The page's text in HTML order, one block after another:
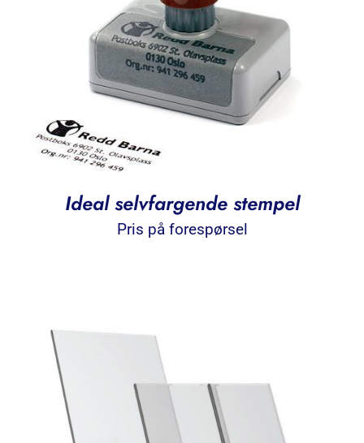
Ideal selvfargende stempel
Pris på forespørsel